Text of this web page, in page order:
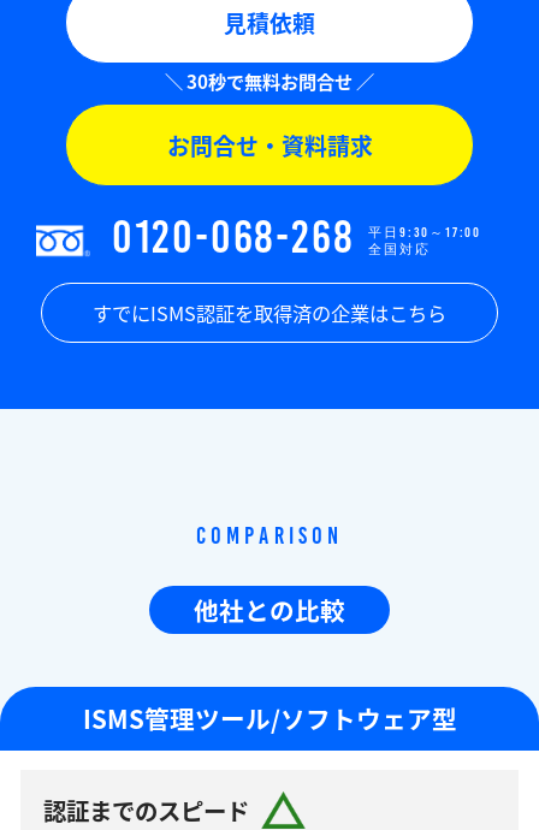
見積依頼
お問合せ・資料請求
0120-068-268
平日9:30～17:00
全国対応
すでにISMS認証を取得済の企業はこちら
Comparison
他社との比較
ISMS管理ツール/ソフトウェア型
認証までのスピード